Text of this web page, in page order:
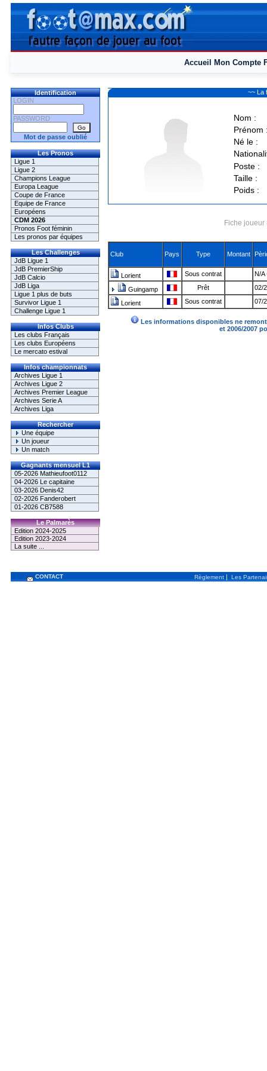
Accueil Mon Compte
Identification
LOGIN
PASSWORD
Mot de passe oublié
Les Pronos
Ligue 1
Ligue 2
Champions League
Europa League
Coupe de France
Equipe de France
Européens
CDM 2026
Pronos Foot féminin
Les pronos par équipes
Les Challenges
JdB Ligue 1
JdB PremierShip
JdB Calcio
JdB Liga
Ligue 1 plus de buts
Survivor Ligue 1
Challenge Ligue 1
Infos Clubs
Les clubs Français
Les clubs Européens
Le mercato estival
Infos championnats
Archives Ligue 1
Archives Ligue 2
Archives Premier League
Archives Serie A
Archives Liga
Rechercher
Une équipe
Un joueur
Un match
Gagnants mensuel L1
05-2026 Mathieufoot0112
04-2026 Le capitaine
03-2026 Denis42
02-2026 Fanderobert
01-2026 CB7588
Le Palmarès
Edition 2024-2025
Edition 2023-2024
La suite ...
~~ La
Nom :
Prénom
Né le :
Poste :
Taille :
Poids :
Fiche
Club Pays Type Montant
Lorient Sous contrat N/A
Guingamp Prêt 02/
Lorient Sous contrat 07/
Les informations disponibles ne
et 2006/2007
CONTACT Règlement | Les